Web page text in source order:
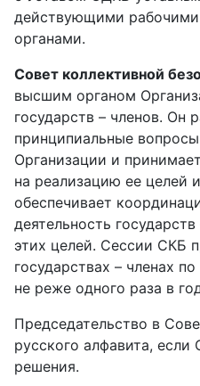
действующими
органами.
Совет коллективной
высшим органом
государств – членов. Он
принципиальные
Организации и
на реализацию ее целей
обеспечивает
деятельность
этих целей. Сессии СКБ
государствах – членах
не реже одного раза в
Председательство в
русского алфавита,
решения.